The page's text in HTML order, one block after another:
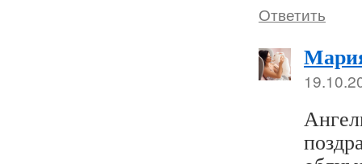
Ответить